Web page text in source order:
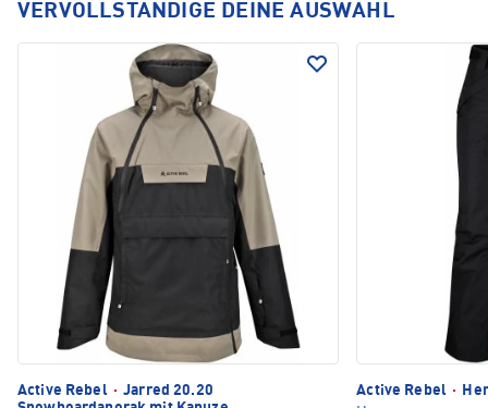
VERVOLLSTÄNDIGE DEINE AUSWAHL
Active Rebel · Jarred 20.20
Active Rebel ·